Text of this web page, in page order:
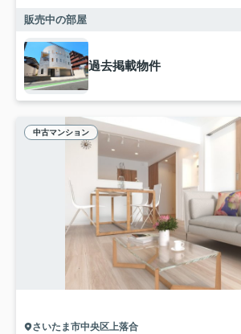
販売中の部屋
過去掲載物件
中古マンション
さいたま市中央区上落合